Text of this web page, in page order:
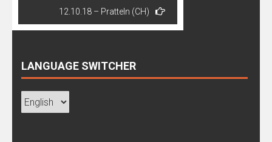
12.10.18 – Pratteln (CH)
LANGUAGE SWITCHER